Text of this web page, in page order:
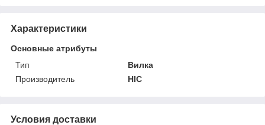
Характеристики
Основные атрибуты
Тип
Вилка
Производитель
HIC
Условия доставки